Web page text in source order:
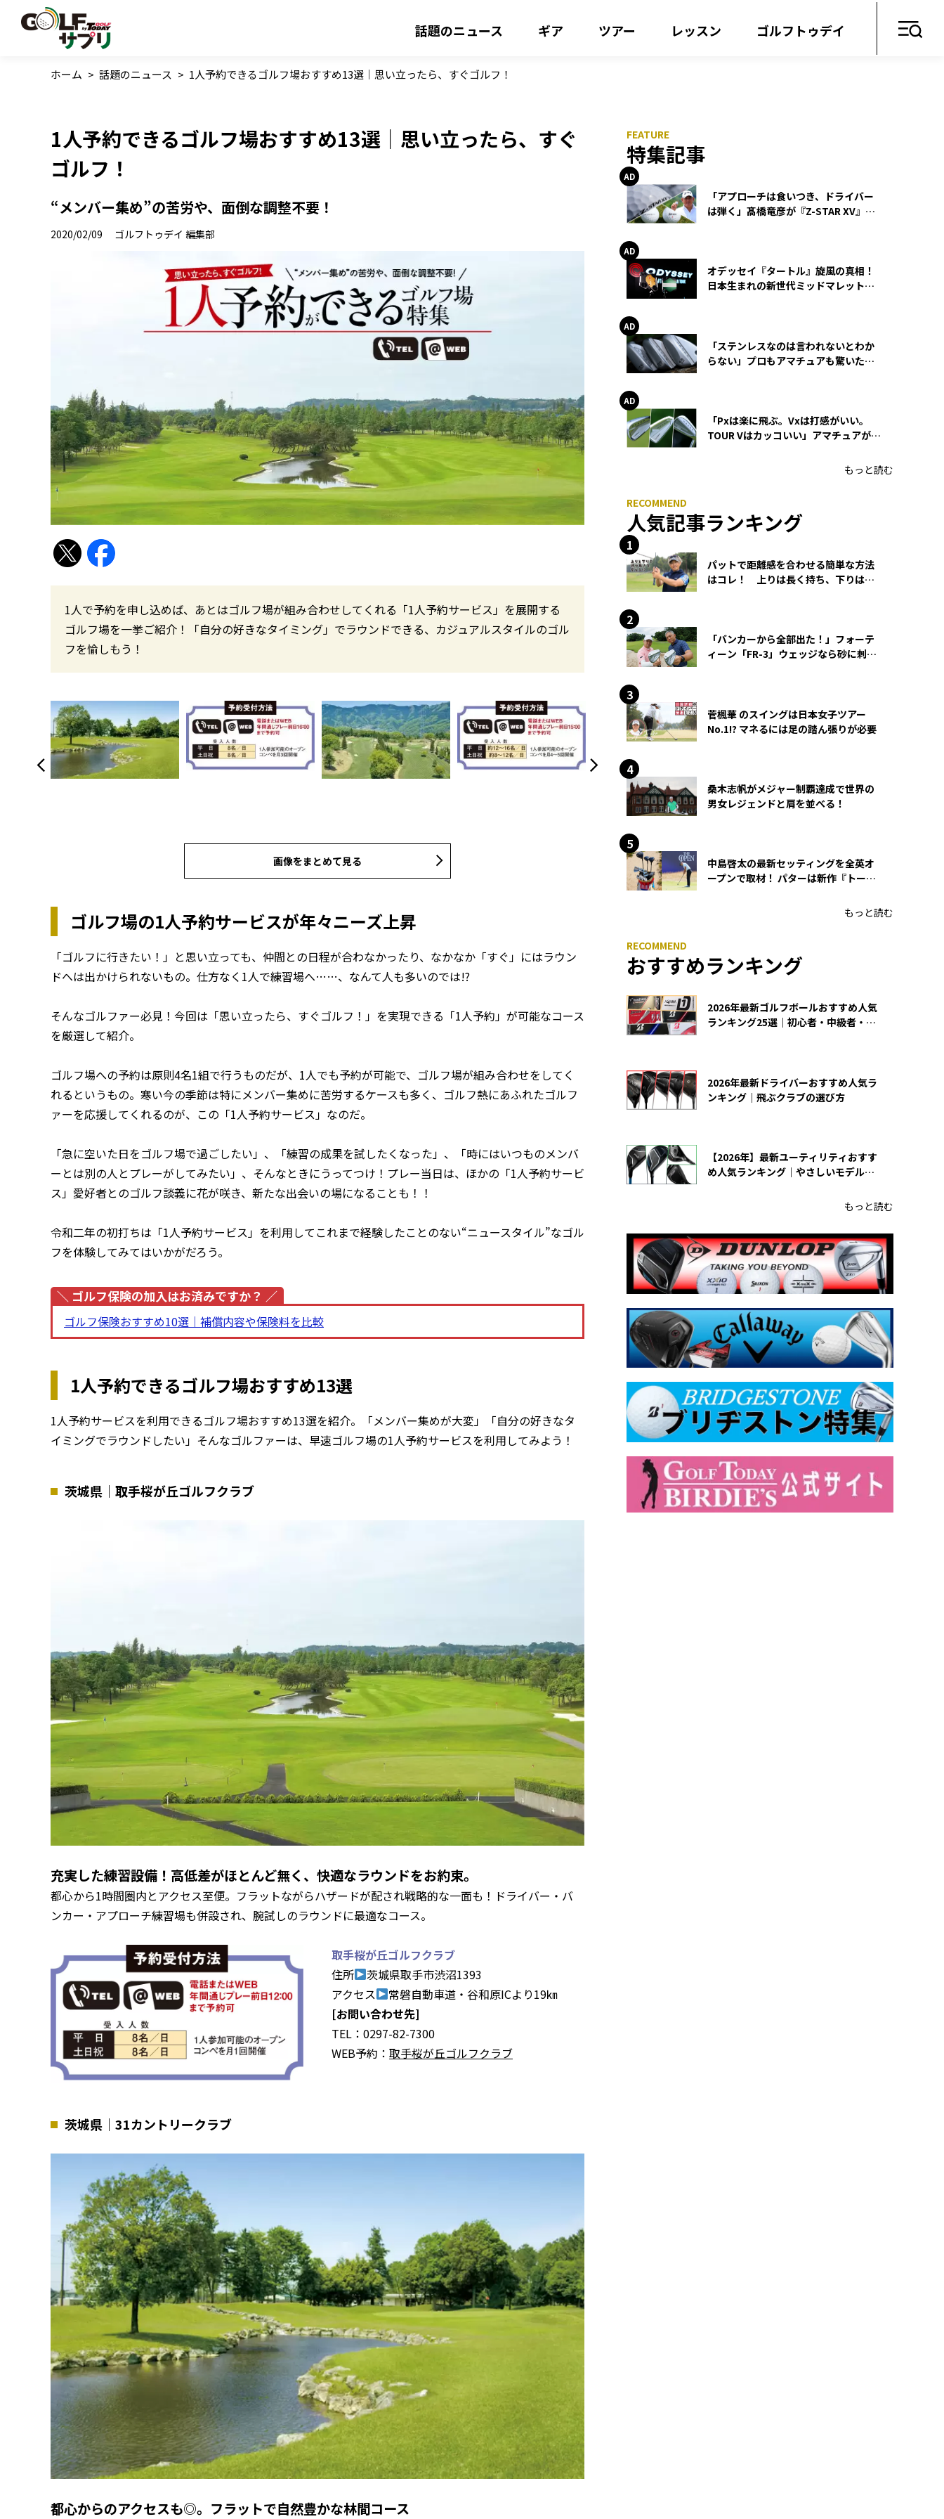
話題のニュース ギア ツアー レッスン ゴルフトゥデイ
ホーム > 話題のニュース > 1人予約できるゴルフ場おすすめ13選｜思い立ったら、すぐゴルフ！
1人予約できるゴルフ場おすすめ13選｜思い立ったら、すぐ
ゴルフ！
“メンバー集め”の苦労や、面倒な調整不要！
2020/02/09 ゴルフトゥデイ 編集部
1人で予約を申し込めば、あとはゴルフ場が組み合わせしてくれる「1人予約サービス」を展開する
ゴルフ場を一挙ご紹介！「自分の好きなタイミング」でラウンドできる、カジュアルスタイルのゴル
フを愉しもう！
画像をまとめて見る
ゴルフ場の1人予約サービスが年々ニーズ上昇
「ゴルフに行きたい！」と思い立っても、仲間との日程が合わなかったり、なかなか「すぐ」にはラウン
ドへは出かけられないもの。仕方なく1人で練習場へ……、なんて人も多いのでは!?
そんなゴルファー必見！今回は「思い立ったら、すぐゴルフ！」を実現できる「1人予約」が可能なコース
を厳選して紹介。
ゴルフ場への予約は原則4名1組で行うものだが、1人でも予約が可能で、ゴルフ場が組み合わせをしてく
れるというもの。寒い今の季節は特にメンバー集めに苦労するケースも多く、ゴルフ熱にあふれたゴルフ
ァーを応援してくれるのが、この「1人予約サービス」なのだ。
「急に空いた日をゴルフ場で過ごしたい」、「練習の成果を試したくなった」、「時にはいつものメンバ
ーとは別の人とプレーがしてみたい」、そんなときにうってつけ！プレー当日は、ほかの「1人予約サービ
ス」愛好者とのゴルフ談義に花が咲き、新たな出会いの場になることも！！
令和二年の初打ちは「1人予約サービス」を利用してこれまで経験したことのない“ニュースタイル”なゴル
フを体験してみてはいかがだろう。
＼ ゴルフ保険の加入はお済みですか？ ／
ゴルフ保険おすすめ10選｜補償内容や保険料を比較
1人予約できるゴルフ場おすすめ13選
1人予約サービスを利用できるゴルフ場おすすめ13選を紹介。「メンバー集めが大変」「自分の好きなタ
イミングでラウンドしたい」そんなゴルファーは、早速ゴルフ場の1人予約サービスを利用してみよう！
茨城県｜取手桜が丘ゴルフクラブ
充実した練習設備！高低差がほとんど無く、快適なラウンドをお約束。
都心から1時間圏内とアクセス至便。フラットながらハザードが配され戦略的な一面も！ドライバー・バ
ンカー・アプローチ練習場も併設され、腕試しのラウンドに最適なコース。
取手桜が丘ゴルフクラブ
住所
茨城県取手市渋沼1393
アクセス
常磐自動車道・谷和原ICより19㎞
[お問い合わせ先]
TEL：0297-82-7300
WEB予約： 取手桜が丘ゴルフクラブ
茨城県｜31カントリークラブ
都心からのアクセスも◎。フラットで自然豊かな林間コース
特集記事
「アプローチは食いつき、ドライバー
は弾く」髙橋竜彦が『Z-STAR XV』を
オデッセイ『タートル』旋風の真相！
日本生まれの新世代ミッドマレットが
「ステンレスなのは言われないとわか
らない」プロもアマチュアも驚いた
「Pxは楽に飛ぶ。Vxは打感がいい。
TOUR Vはカッコいい」アマチュアが選
もっと読む
人気記事ランキング
パットで距離感を合わせる簡単な方法
はコレ！ 上りは長く持ち、下りは短
「バンカーから全部出た！」フォーテ
ィーン「FR-3」ウェッジなら砂に刺さ
菅楓華 のスイングは日本女子ツアー
No.1!? マネるには足の踏ん張りが必要
桑木志帆がメジャー制覇達成で世界の
男女レジェンドと肩を並べる！
中島啓太の最新セッティングを全英オ
ープンで取材！ パターは新作『トーチ
もっと読む
おすすめランキング
2026年最新ゴルフボールおすすめ人気
ランキング25選｜初心者・中級者・上
2026年最新ドライバーおすすめ人気ラ
ンキング｜飛ぶクラブの選び方
【2026年】最新ユーティリティおすす
め人気ランキング｜やさしいモデルの
もっと読む